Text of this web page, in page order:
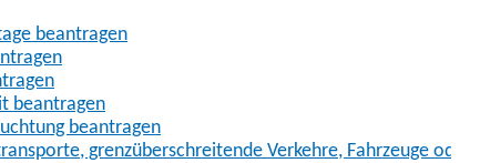
beantragen
beantragen
beantragen
grenzüberschreitende Verkehre, Fahrzeuge oder